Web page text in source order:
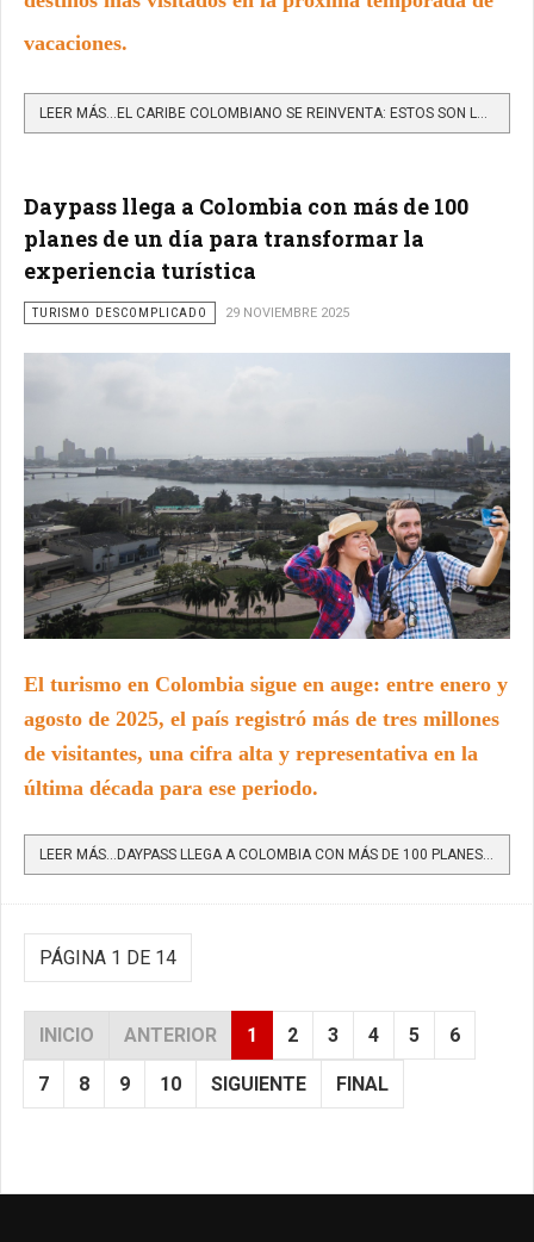
vacaciones.
Daypass llega a Colombia con más de 100
planes de un día para transformar la
experiencia turística
TURISMO DESCOMPLICADO 29 NOVIEMBRE 2025
El turismo en Colombia sigue en auge: entre enero y
agosto de 2025, el país registró más de tres millones
de visitantes, una cifra alta y representativa en la
última década para ese periodo.
PÁGINA 1 DE 14
INICIO ANTERIOR 1 2 3 4 5 6
7 8 9 10 SIGUIENTE FINAL